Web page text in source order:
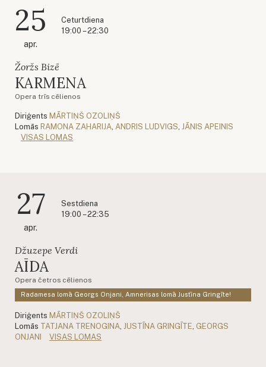
25
apr.
Ceturtdiena
19:00 – 22:30
Žoržs Bizē
KARMENA
Opera trīs cēlienos
Diriģents MĀRTIŅŠ OZOLIŅŠ
Lomās RAMONA ZAHARIJA ANDRIS LUDVIGS JĀNIS APEINIS
VISAS LOMAS
27
apr.
Sestdiena
19:00 – 22:35
Džuzepe Verdi
AĪDA
Opera četros cēlienos
Radamesa lomā Georgs Onjani, Amnerisas lomā Justīna Gringīte!
Diriģents MĀRTIŅŠ OZOLIŅŠ
Lomās TATJANA TRENOGINA JUSTĪNA GRINGĪTE GEORGS
ONJANI
VISAS LOMAS